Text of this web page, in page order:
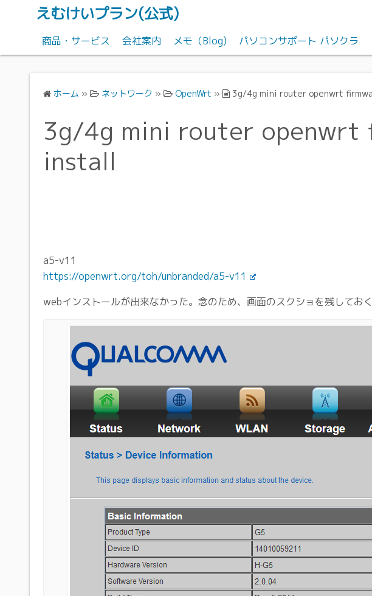
えむけいプラン(公式)
商品・サービス
パソコンサポート
ブラステルカード配布
会社案内 メモ（Blog) パソコンサポート パソクラ
ホーム » ネットワーク » OpenWrt » 3g/4g mini router openwrt
3g/4g mini router openwrt
install
a5-v11
https://openwrt.org/toh/unbranded/a5-v11
webインストールが出来なかった。念のため、画面のスクショを残しておく